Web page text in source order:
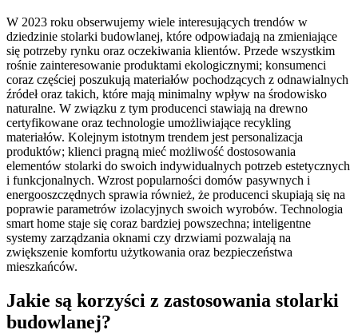
W 2023 roku obserwujemy wiele interesujących trendów w
dziedzinie stolarki budowlanej, które odpowiadają na zmieniające
się potrzeby rynku oraz oczekiwania klientów. Przede wszystkim
rośnie zainteresowanie produktami ekologicznymi; konsumenci
coraz częściej poszukują materiałów pochodzących z odnawialnych
źródeł oraz takich, które mają minimalny wpływ na środowisko
naturalne. W związku z tym producenci stawiają na drewno
certyfikowane oraz technologie umożliwiające recykling
materiałów. Kolejnym istotnym trendem jest personalizacja
produktów; klienci pragną mieć możliwość dostosowania
elementów stolarki do swoich indywidualnych potrzeb estetycznych
i funkcjonalnych. Wzrost popularności domów pasywnych i
energooszczędnych sprawia również, że producenci skupiają się na
poprawie parametrów izolacyjnych swoich wyrobów. Technologia
smart home staje się coraz bardziej powszechna; inteligentne
systemy zarządzania oknami czy drzwiami pozwalają na
zwiększenie komfortu użytkowania oraz bezpieczeństwa
mieszkańców.
Jakie są korzyści z zastosowania stolarki
budowlanej?